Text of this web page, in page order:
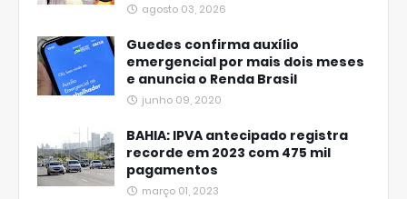
agosto 03, 2026
Guedes confirma auxílio
emergencial por mais dois meses
e anuncia o Renda Brasil
junho 09, 2020
BAHIA: IPVA antecipado registra
recorde em 2023 com 475 mil
pagamentos
março 01, 2023